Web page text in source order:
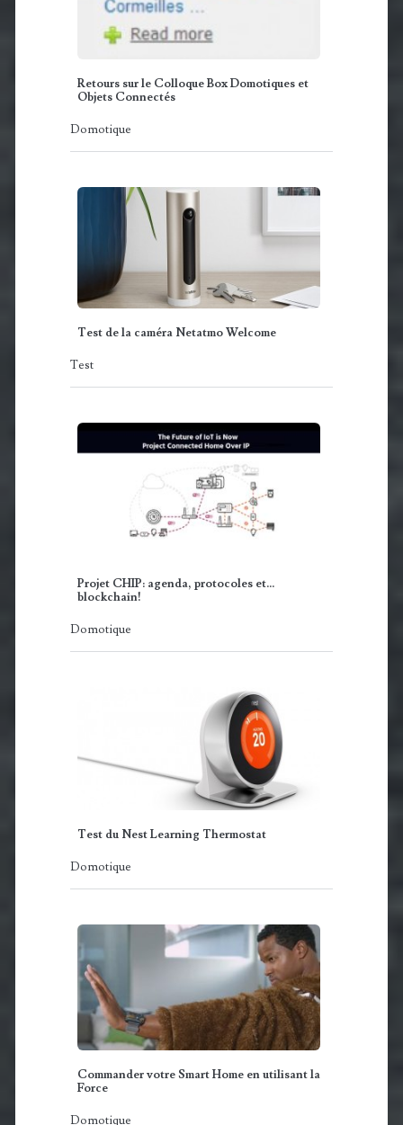
Retours sur le Colloque Box Domotiques et
Objets Connectés
Domotique
Test de la caméra Netatmo Welcome
Test
Projet CHIP: agenda, protocoles et...
blockchain!
Domotique
Test du Nest Learning Thermostat
Domotique
Commander votre Smart Home en utilisant la
Force
Domotique